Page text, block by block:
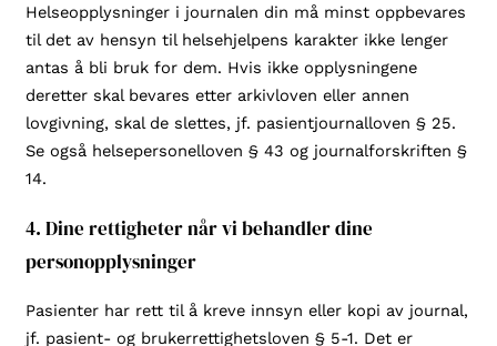
Helseopplysninger i journalen din må minst oppbevares
til det av hensyn til helsehjelpens karakter ikke lenger
antas å bli bruk for dem. Hvis ikke opplysningene
deretter skal bevares etter arkivloven eller annen
lovgivning, skal de slettes, jf. pasientjournalloven § 25.
Se også helsepersonelloven § 43 og journalforskriften §
14.
4. Dine rettigheter når vi behandler dine
personopplysninger
Pasienter har rett til å kreve innsyn eller kopi av journal,
jf. pasient- og brukerrettighetsloven § 5-1. Det er